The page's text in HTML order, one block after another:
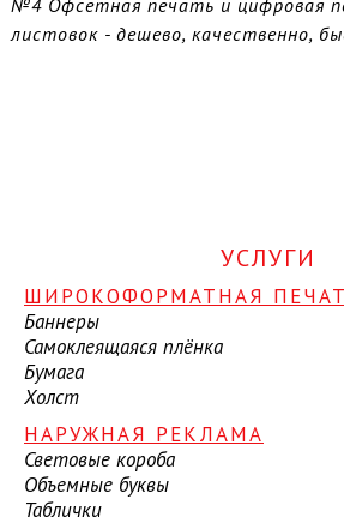
листовок - дешево, качественно,
УСЛУГИ
ШИРОКОФОРМАТНАЯ
Баннеры
Самоклеящаяся плёнка
Бумага
Холст
НАРУЖНАЯ РЕКЛАМА
Световые короба
Объемные буквы
Таблички